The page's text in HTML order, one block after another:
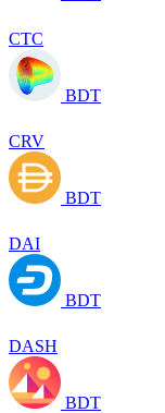
CTC
BDT
CRV
BDT
DAI
BDT
DASH
BDT